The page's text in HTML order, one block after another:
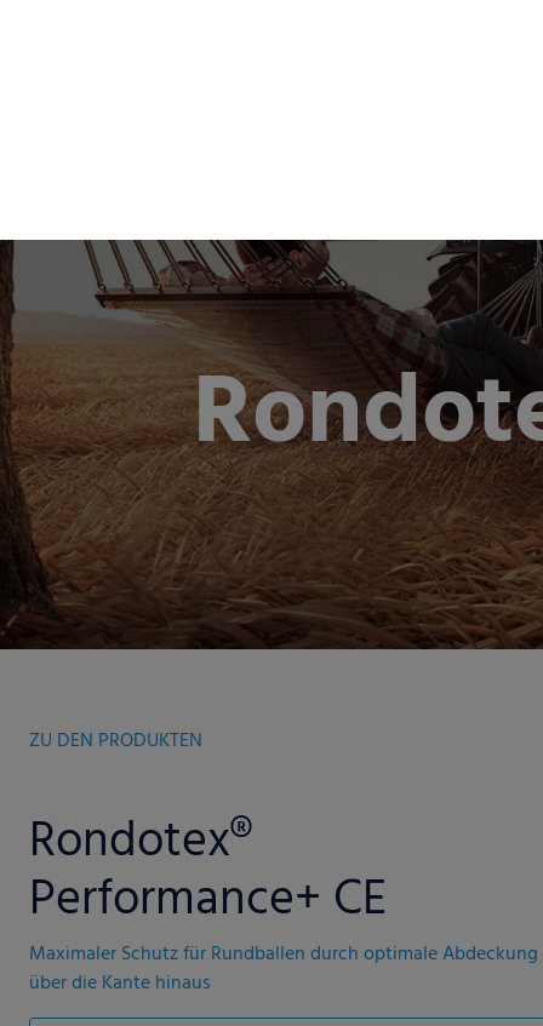
ZU DEN PRODUKTEN
Rondotex®
Performance+ CE
Maximaler Schutz für Rundballen durch optimale Abdeckung
über die Kante hinaus